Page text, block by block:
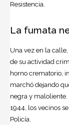
Resistencia.
La fumata
Una vez en la
de su actividad
horno crematorio,
marchó dejando
negra y maloliente.
1944, los vecinos
Policía.